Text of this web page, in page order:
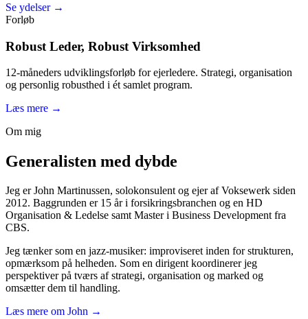
Se ydelser →
Forløb
Robust Leder, Robust Virksomhed
12-måneders udviklingsforløb for ejerledere. Strategi, organisation
og personlig robusthed i ét samlet program.
Læs mere →
Om mig
Generalisten med dybde
Jeg er John Martinussen, solokonsu­lent og ejer af Voksewerk siden
2012. Baggrunden er 15 år i forsikringsbranchen og en HD
Organisation & Ledelse samt Master i Business Development fra
CBS.
Jeg tænker som en jazz-musiker: improviseret inden for strukturen,
opmærksom på helheden. Som en dirigent koordinerer jeg
perspektiver på tværs af strategi, organisation og marked og
omsætter dem til handling.
Læs mere om John →